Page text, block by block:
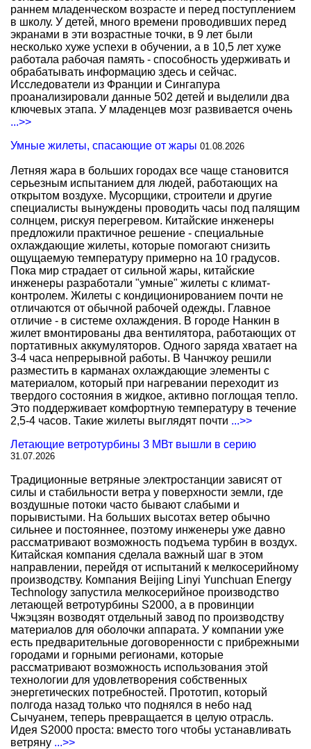
раннем младенческом возрасте и перед поступлением
в школу. У детей, много времени проводивших перед
экранами в эти возрастные точки, в 9 лет были
несколько хуже успехи в обучении, а в 10,5 лет хуже
работала рабочая память - способность удерживать и
обрабатывать информацию здесь и сейчас.
Исследователи из Франции и Сингапура
проанализировали данные 502 детей и выделили два
ключевых этапа. У младенцев мозг развивается очень
...>>
Умные жилеты, спасающие от жары 01.08.2026
Летняя жара в больших городах все чаще становится
серьезным испытанием для людей, работающих на
открытом воздухе. Мусорщики, строители и другие
специалисты вынуждены проводить часы под палящим
солнцем, рискуя перегревом. Китайские инженеры
предложили практичное решение - специальные
охлаждающие жилеты, которые помогают снизить
ощущаемую температуру примерно на 10 градусов.
Пока мир страдает от сильной жары, китайские
инженеры разработали "умные" жилеты с климат-
контролем. Жилеты с кондиционированием почти не
отличаются от обычной рабочей одежды. Главное
отличие - в системе охлаждения. В городе Нанкин в
жилет вмонтированы два вентилятора, работающих от
портативных аккумуляторов. Одного заряда хватает на
3-4 часа непрерывной работы. В Чанчжоу решили
разместить в карманах охлаждающие элементы с
материалом, который при нагревании переходит из
твердого состояния в жидкое, активно поглощая тепло.
Это поддерживает комфортную температуру в течение
2,5-4 часов. Такие жилеты выглядят почти ...>>
Летающие ветротурбины 3 МВт вышли в серию
31.07.2026
Традиционные ветряные электростанции зависят от
силы и стабильности ветра у поверхности земли, где
воздушные потоки часто бывают слабыми и
порывистыми. На больших высотах ветер обычно
сильнее и постояннее, поэтому инженеры уже давно
рассматривают возможность подъема турбин в воздух.
Китайская компания сделала важный шаг в этом
направлении, перейдя от испытаний к мелкосерийному
производству. Компания Beijing Linyi Yunchuan Energy
Technology запустила мелкосерийное производство
летающей ветротурбины S2000, а в провинции
Чжэцзян возводят отдельный завод по производству
материалов для оболочки аппарата. У компании уже
есть предварительные договоренности с прибрежными
городами и горными регионами, которые
рассматривают возможность использования этой
технологии для удовлетворения собственных
энергетических потребностей. Прототип, который
полгода назад только что поднялся в небо над
Сычуанем, теперь превращается в целую отрасль.
Идея S2000 проста: вместо того чтобы устанавливать
ветряну ...>>